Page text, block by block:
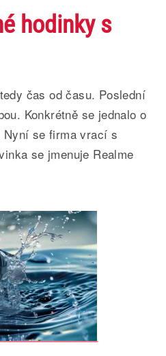
hodinky s
čas od času. Poslední
Konkrétně se jednalo o
Nyní se firma vrací s
se jmenuje Realme